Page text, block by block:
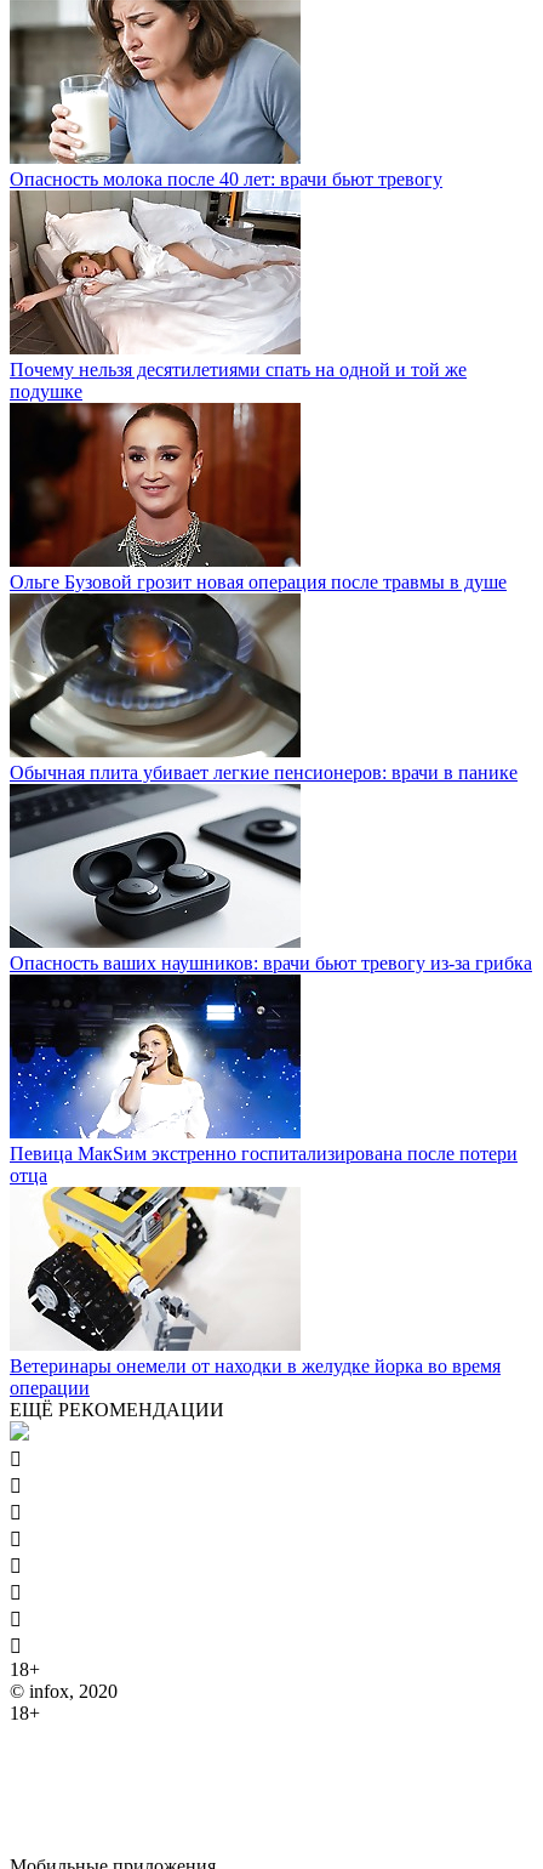
Опасность молока после 40 лет: врачи бьют тревогу
Почему нельзя десятилетиями спать на одной и той же
подушке
Ольге Бузовой грозит новая операция после травмы в душе
Обычная плита убивает легкие пенсионеров: врачи в панике
Опасность ваших наушников: врачи бьют тревогу из-за грибка
Певица МакSим экстренно госпитализирована после потери
отца
Ветеринары онемели от находки в желудке йорка во время
операции
ЕЩЁ РЕКОМЕНДАЦИИ








18+
© infox, 2020
18+